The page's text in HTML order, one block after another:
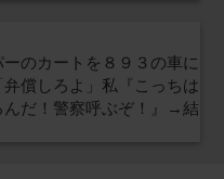
のカートを８９３の車に
償しろよ」私『こっちは
んだ！警察呼ぶぞ！』→結